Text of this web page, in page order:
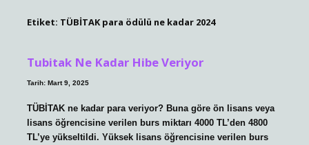
Etiket: TÜBİTAK para ödülü ne kadar 2024
Tubitak Ne Kadar Hibe Veriyor
Tarih: Mart 9, 2025
TÜBİTAK ne kadar para veriyor? Buna göre ön lisans veya
lisans öğrencisine verilen burs miktarı 4000 TL’den 4800
TL’ye yükseltildi. Yüksek lisans öğrencisine verilen burs